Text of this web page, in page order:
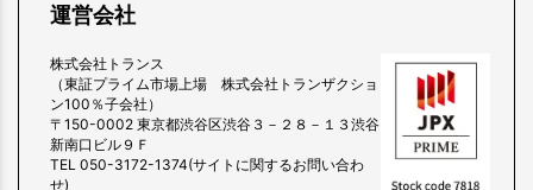
運営会社
株式会社トランス
（東証プライム市場上場 株式会社トランザクショ
ン100％子会社）
〒150-0002 東京都渋谷区渋谷３－２８－１３渋谷
新南口ビル９Ｆ
TEL 050-3172-1374(サイトに関するお問い合わ
せ)